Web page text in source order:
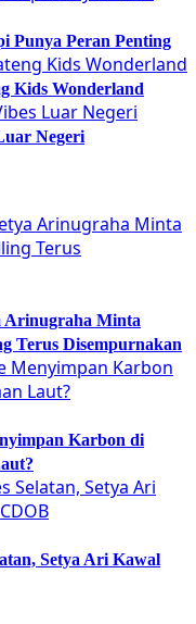
Punya Peran Penting
Kids Wonderland
Negeri
Arinugraha Minta
Terus Disempurnakan
Karbon di
Setya Ari Kawal